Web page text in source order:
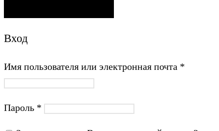
Вход
Имя пользователя или электронная почта *
Пароль *